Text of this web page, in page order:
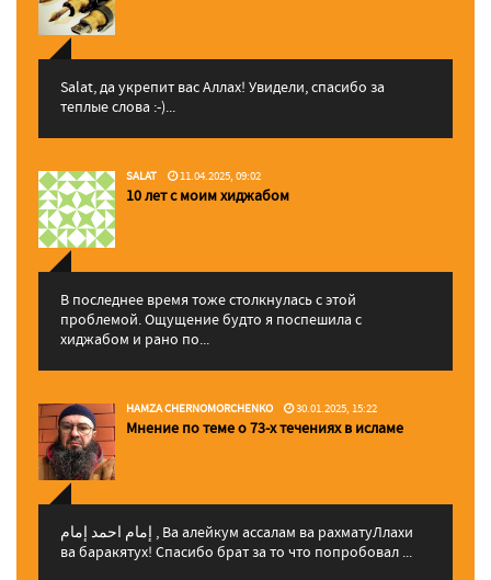
Salat, да укрепит вас Аллаx! Увидели, спасибо за
теплые слова :-)...
SALAT 11.04.2025, 09:02
10 лет с моим хиджабом
В последнее время тоже столкнулась с этой
проблемой. Ощущение будто я поспешила с
хиджабом и рано по...
HAMZA CHERNOMORCHENKO 30.01.2025, 15:22
Мнение по теме о 73-х течениях в исламе
إمام احمد إمام , Ва алейкум ассалам ва рахматуЛлахи
ва баракятух! Спасибо брат за то что попробовал ...